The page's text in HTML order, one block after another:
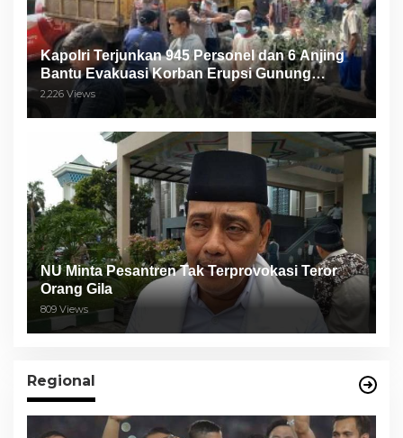
Kapolri Terjunkan 945 Personel dan 6 Anjing
Bantu Evakuasi Korban Erupsi Gunung
Semeru
2,226 Views
NU Minta Pesantren Tak Terprovokasi Teror
Orang Gila
809 Views
Regional